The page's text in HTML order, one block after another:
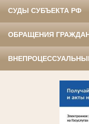
СУДЫ СУБЪЕКТА РФ
ОБРАЩЕНИЯ